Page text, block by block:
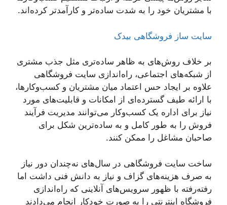
با مشتریان خود را به شدت ساده‌تر و کارآمدتر کرده‌اند.
سایت ساز فروشگاهی بیدک
بر خلاف روش‌های به ظاهر ساده‌تری مثل جذب مشتری
از شبکه‌های اجتماعی، راه‌اندازی سایت فروشگاهی
علاوه بر ایجاد حس اعتماد میان مشتریان و کسب‌وکارها،
با ارائه طیف گسترده‌ای از امکانات و قابلیت‌های مورد
نیاز برای اداره یک کسب‌وکار می‌توانند مدیریت فرآیند
فروش را به طور کامل و به ساده‌ترین شکل برای
صاحبان مشاغل را ممکن کنند.
ساخت سایت فروشگاهی در سال‌های نه‌چندان دور نیاز
به صرف هزینه‌های گزاف و نیاز به دانش فنی داشت اما
رفته‌رفته با ظهور سرویس‌های آنلاینی که راه‌اندازی
فروشگاه اینترنتی را به صورت خودکار انجام می‌دادند